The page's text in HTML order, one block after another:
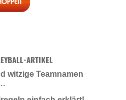
ARTIKEL
witzige Teamnamen